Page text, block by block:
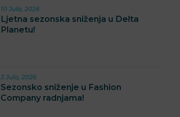
10 Jula, 2026
Ljetna sezonska sniženja u Delta
Planetu!
3 Jula, 2026
Sezonsko sniženje u Fashion
Company radnjama!